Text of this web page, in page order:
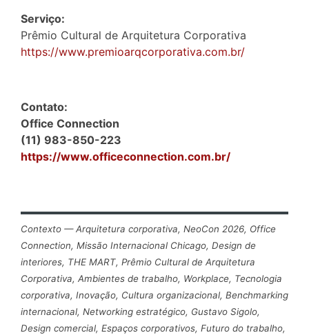
Serviço:
Prêmio Cultural de Arquitetura Corporativa
https://www.premioarqcorporativa.com.br/
Contato:
Office Connection
(11) 983-850-223
https://www.officeconnection.com.br/
Contexto — Arquitetura corporativa, NeoCon 2026, Office
Connection, Missão Internacional Chicago, Design de
interiores, THE MART, Prêmio Cultural de Arquitetura
Corporativa, Ambientes de trabalho, Workplace, Tecnologia
corporativa, Inovação, Cultura organizacional, Benchmarking
internacional, Networking estratégico, Gustavo Sigolo,
Design comercial, Espaços corporativos, Futuro do trabalho,